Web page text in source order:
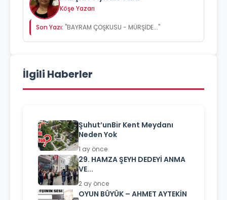
Köşe Yazarı
Son Yazı: "BAYRAM ÇOŞKUSU - MÜRŞİDE..."
İlgili Haberler
Şuhut’unBir Kent Meydanı
Neden Yok
1 ay önce
29. HAMZA ŞEYH DEDEYİ ANMA
VE...
2 ay önce
OYUN BÜYÜK – AHMET AYTEKİN